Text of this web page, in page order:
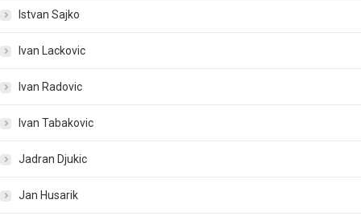
Istvan Sajko
Ivan Lackovic
Ivan Radovic
Ivan Tabakovic
Jadran Djukic
Jan Husarik